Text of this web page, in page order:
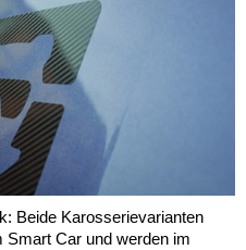
Beide Karosserievarianten
Smart Car und werden im